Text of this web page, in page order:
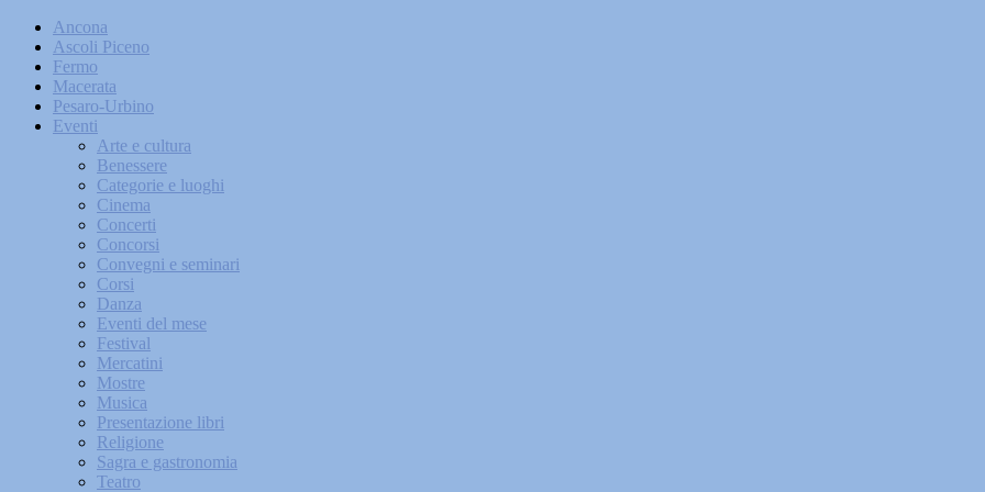
Ancona
Ascoli Piceno
Fermo
Macerata
Pesaro-Urbino
Eventi
Arte e cultura
Benessere
Categorie e luoghi
Cinema
Concerti
Concorsi
Convegni e seminari
Corsi
Danza
Eventi del mese
Festival
Mercatini
Mostre
Musica
Presentazione libri
Religione
Sagra e gastronomia
Teatro